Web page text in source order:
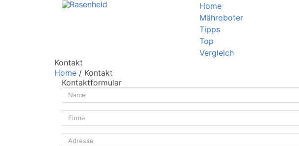
Home
Mähroboter
Tipps
Top
Vergleich
Kontakt
Home / Kontakt
Kontaktformular